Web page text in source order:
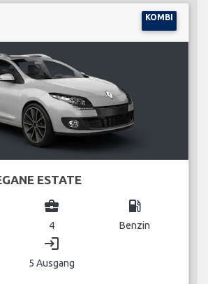
KOMBI
ESTATE
business_center
4
local_gas_station
Benzin
login
5 Ausgang